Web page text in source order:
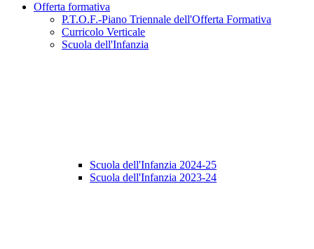
Offerta formativa
P.T.O.F.-Piano Triennale dell'Offerta Formativa
Curricolo Verticale
Scuola dell'Infanzia
Scuola dell'Infanzia 2024-25
Scuola dell'Infanzia 2023-24